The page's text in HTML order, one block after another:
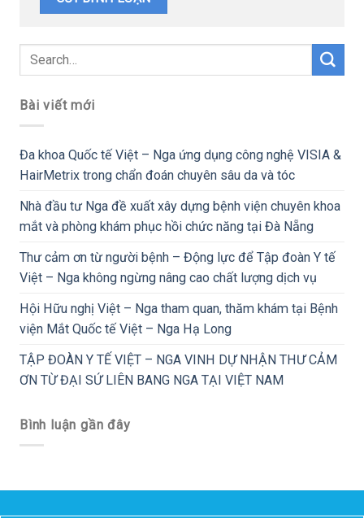
Bài viết mới
Đa khoa Quốc tế Việt – Nga ứng dụng công nghệ VISIA &
HairMetrix trong chẩn đoán chuyên sâu da và tóc
Nhà đầu tư Nga đề xuất xây dựng bệnh viện chuyên khoa
mắt và phòng khám phục hồi chức năng tại Đà Nẵng
Thư cảm ơn từ người bệnh – Động lực để Tập đoàn Y tế
Việt – Nga không ngừng nâng cao chất lượng dịch vụ
Hội Hữu nghị Việt – Nga tham quan, thăm khám tại Bệnh
viện Mắt Quốc tế Việt – Nga Hạ Long
TẬP ĐOÀN Y TẾ VIỆT – NGA VINH DỰ NHẬN THƯ CẢM
ƠN TỪ ĐẠI SỨ LIÊN BANG NGA TẠI VIỆT NAM
Bình luận gần đây